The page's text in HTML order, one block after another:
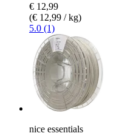
€ 12,99
(€ 12,99 / kg)
5.0 (1)
nice essentials